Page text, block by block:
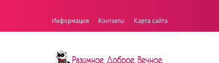
Информация Контакты Карта сайта